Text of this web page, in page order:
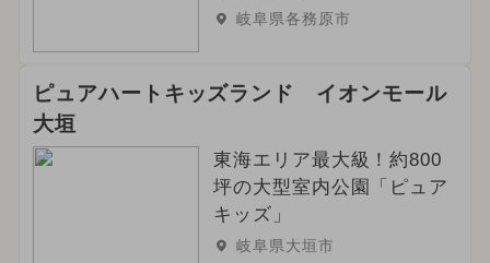
岐阜県各務原市
ピュアハートキッズランド イオンモール
大垣
東海エリア最大級！約800
坪の大型室内公園「ピュア
キッズ」
岐阜県大垣市